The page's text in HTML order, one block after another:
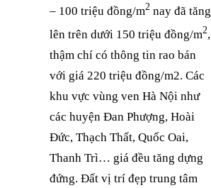
– 100 triệu đồng/m2 nay đã tăng
lên trên dưới 150 triệu đồng/m2,
thậm chí có thông tin rao bán
với giá 220 triệu đồng/m2. Các
khu vực vùng ven Hà Nội như
các huyện Đan Phượng, Hoài
Đức, Thạch Thất, Quốc Oai,
Thanh Trì… giá đều tăng dựng
đứng. Đất vị trí đẹp trung tâm